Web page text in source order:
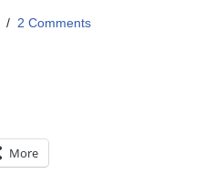
2 Comments
More